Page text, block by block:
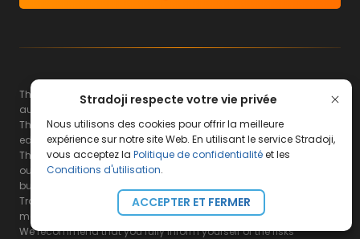
Stradoji respecte votre vie privée
Nous utilisons des cookies pour offrir la meilleure
expérience sur notre site Web. En utilisant le service Stradoji,
vous acceptez la Politique de confidentialitéet les
Conditions d'utilisation.
ACCEPTER ET FERMER
The website www.stradoji.com is intended for an international
audience.
The content, courses and services on the Stradoji site are for
educational and informative purposes only.
They do not in any way constitute recommendations for carrying
out transactions and cannot be considered as an incentive to
buy or sell financial instruments.
Trading financial instruments involves a high level of risk, and
may not be suitable for everyone.
We recommend that you fully inform yourself of the risks